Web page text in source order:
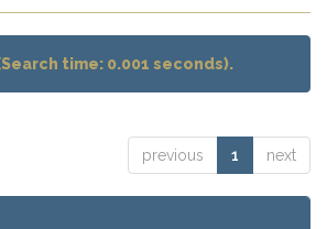
time: 0.001 seconds).
previous 1 next